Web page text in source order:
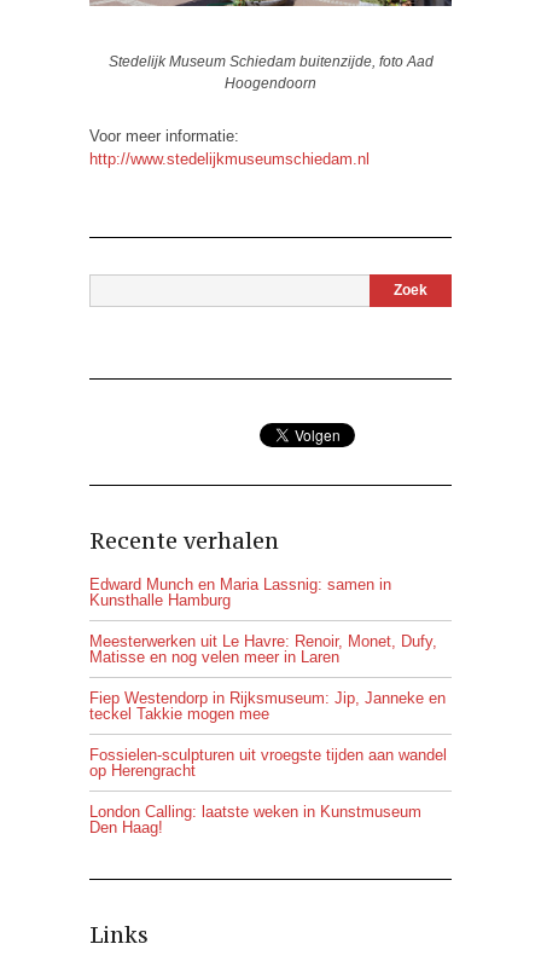
Stedelijk Museum Schiedam buitenzijde, foto Aad
Hoogendoorn
Voor meer informatie:
http://www.stedelijkmuseumschiedam.nl
Recente verhalen
Edward Munch en Maria Lassnig: samen in
Kunsthalle Hamburg
Meesterwerken uit Le Havre: Renoir, Monet, Dufy,
Matisse en nog velen meer in Laren
Fiep Westendorp in Rijksmuseum: Jip, Janneke en
teckel Takkie mogen mee
Fossielen-sculpturen uit vroegste tijden aan wandel
op Herengracht
London Calling: laatste weken in Kunstmuseum
Den Haag!
Links